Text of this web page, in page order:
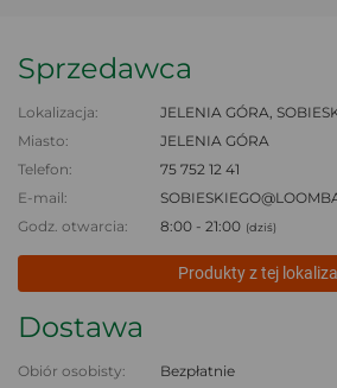
Sprzedawca
Lokalizacja:
JELENIA GÓRA,
Miasto:
JELENIA GÓRA
Telefon:
75 752 12 41
E-mail:
Godz. otwarcia:
8:00 - 21:00 (dziś)
Produkty z tej
Dostawa
Obiór osobisty:
Bezpłatnie